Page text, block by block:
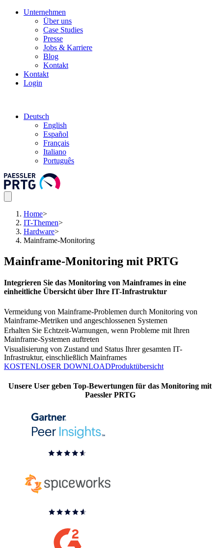
Unternehmen
Über uns
Case Studies
Presse
Jobs & Karriere
Blog
Kontakt
Kontakt
Login
Deutsch
English
Español
Français
Italiano
Português
Home>
IT-Themen>
Hardware>
Mainframe-Monitoring
Mainframe-Monitoring mit PRTG
Integrieren Sie das Monitoring von Mainframes in eine
einheitliche Übersicht über Ihre IT-Infrastruktur
Vermeidung von Mainframe-Problemen durch Monitoring von
Mainframe-Metriken und angeschlossenen Systemen
Erhalten Sie Echtzeit-Warnungen, wenn Probleme mit Ihren
Mainframe-Systemen auftreten
Visualisierung von Zustand und Status Ihrer gesamten IT-
Infrastruktur, einschließlich Mainframes
KOSTENLOSER DOWNLOADProduktübersicht
Unsere User geben Top-Bewertungen für das Monitoring mit
Paessler PRTG